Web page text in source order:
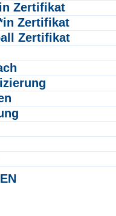
Zertifikat
Zertifikat
Zertifikat